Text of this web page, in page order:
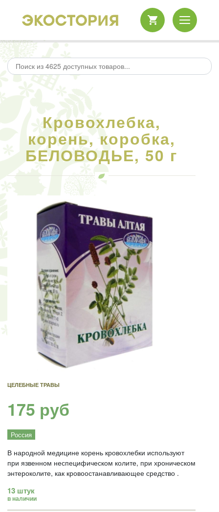
Кровохлебка,
корень, коробка,
БЕЛОВОДЬЕ, 50 г
ЦЕЛЕБНЫЕ ТРАВЫ
175 руб
Россия
В народной медицине корень кровохлебки используют
при язвенном неспецифическом колите, при хроническом
энтероколите, как кровоостанавливающее средство .
13 штук
в наличии